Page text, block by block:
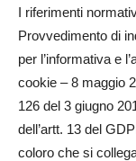
I riferimenti
Provvedimento di
per l’informativa e
cookie – 8 maggio
126 del 3 giugno
dell’artt. 13 del
coloro che si